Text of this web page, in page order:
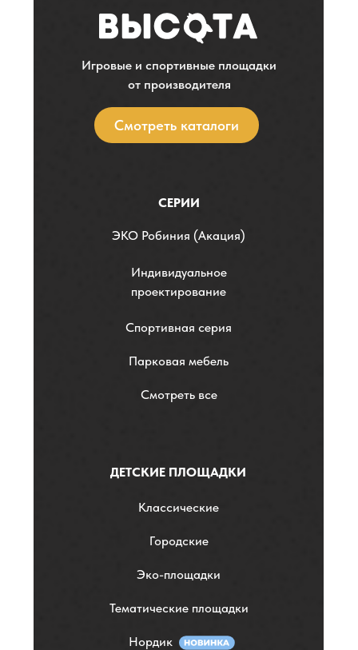
Смотреть каталоги
Игровые и спортивные площадки
от производителя
СЕРИИ
ЭKO Робиния (Акация)
Спортивная серия
Парковая мебель
Смотреть все
Индивидуальное
проектирование
ДЕТСКИЕ ПЛОЩАДКИ
Классические
Городские
Эко-площадки
Тематические площадки
Нордик